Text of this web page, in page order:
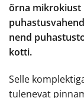
õrna mikrokiust
nend
kotti.
Selle
tulenevat